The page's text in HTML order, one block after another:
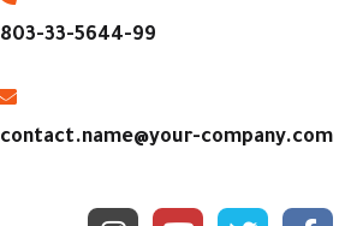
803-33-5644-99
contact.name@your-company.com